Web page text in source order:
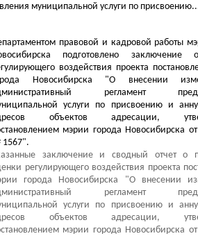
муниципальной услуги по
правовой и кадровой работы
подготовлено заключение
воздействия проекта
Новосибирска "О внесении
регламент
услуги по присвоению и
объектов адресации,
мэрии города Новосибирска
заключение и сводный отчет о
регулирующего воздействия проекта
города Новосибирска "О внесении
регламент
услуги по присвоению и
объектов адресации,
мэрии города Новосибирска